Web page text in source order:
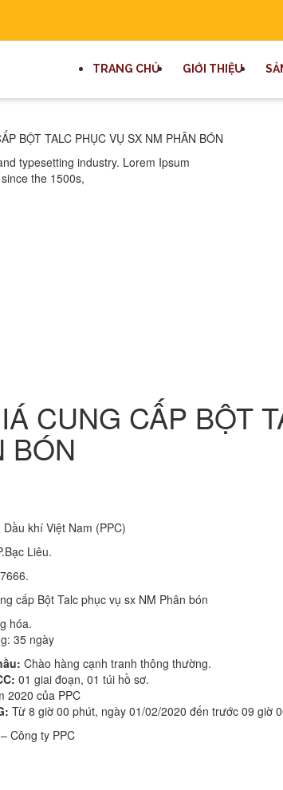
TRANG CHỦ GIỚI THIỆU
BỘT TALC PHỤC VỤ SX NM PHÂN BÓN
typesetting industry. Lorem Ipsum
the 1500s,
CUNG CẤP BỘT
BÓN
khí Việt Nam (PPC)
Liêu.
cấp Bột Talc phục vụ sx NM Phân bón
hóa.
35 ngày
Chào hàng cạnh tranh thông thường.
01 giai đoạn, 01 túi hồ sơ.
2020 của PPC
Từ 8 giờ 00 phút, ngày 01/02/2020 đến trước 09 giờ
Công ty PPC